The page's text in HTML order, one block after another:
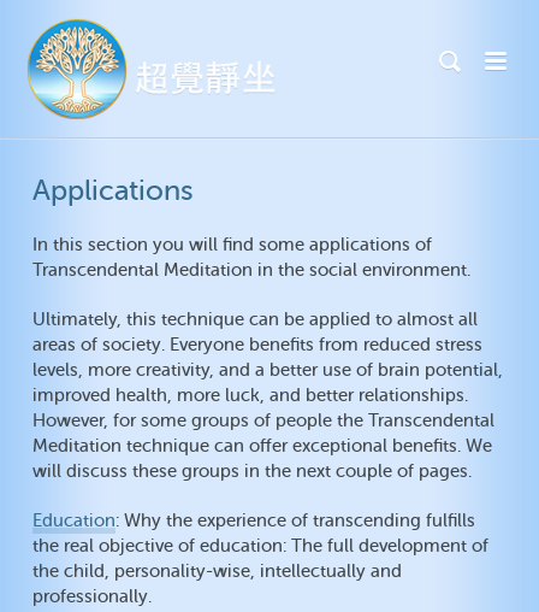
Applications
In this section you will find some applications of
Transcendental Meditation in the social environment.
Ultimately, this technique can be applied to almost all
areas of society. Everyone benefits from reduced stress
levels, more creativity, and a better use of brain potential,
improved health, more luck, and better relationships.
However, for some groups of people the Transcendental
Meditation technique can offer exceptional benefits. We
will discuss these groups in the next couple of pages.
Education: Why the experience of transcending fulfills
the real objective of education: The full development of
the child, personality-wise, intellectually and
professionally.